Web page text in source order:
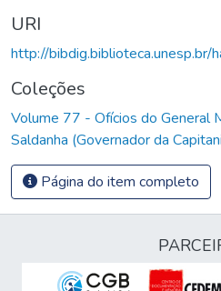
URI
http://
Coleções
Volume 77 - Ofícios do General
Saldanha (Governador da
Página do item completo